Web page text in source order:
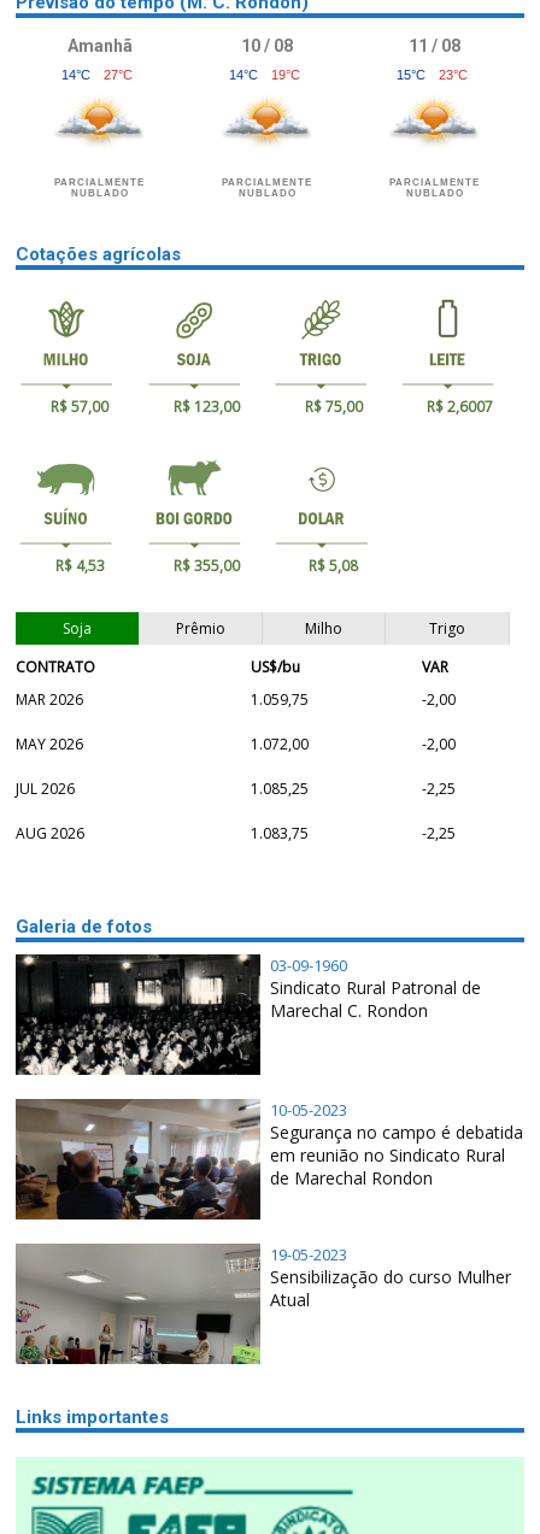
Amanhã
14°C 27°C
PARCIALMENTE
NUBLADO
10 / 08
14°C 19°C
PARCIALMENTE
NUBLADO
11 / 08
15°C 23°C
PARCIALMENTE
NUBLADO
Cotações agrícolas
R$ 57,00 R$ 123,00 R$ 75,00 R$ 2,6007
R$ 4,53 R$ 355,00 R$ 5,08
Soja Prêmio Milho
Trigo
CONTRATO
US$/bu
VAR
MAR 2026
1.059,75 -2,00
MAY 2026 1.072,00 -2,00
JUL 2026 1.085,25 -2,25
AUG 2026 1.083,75 -2,25
Galeria de fotos
03-09-1960
Sindicato Rural Patronal de
Marechal C. Rondon
10-05-2023
Segurança no campo é debatida
em reunião no Sindicato Rural
de Marechal Rondon
19-05-2023
Sensibilização do curso Mulher
Atual
Links importantes